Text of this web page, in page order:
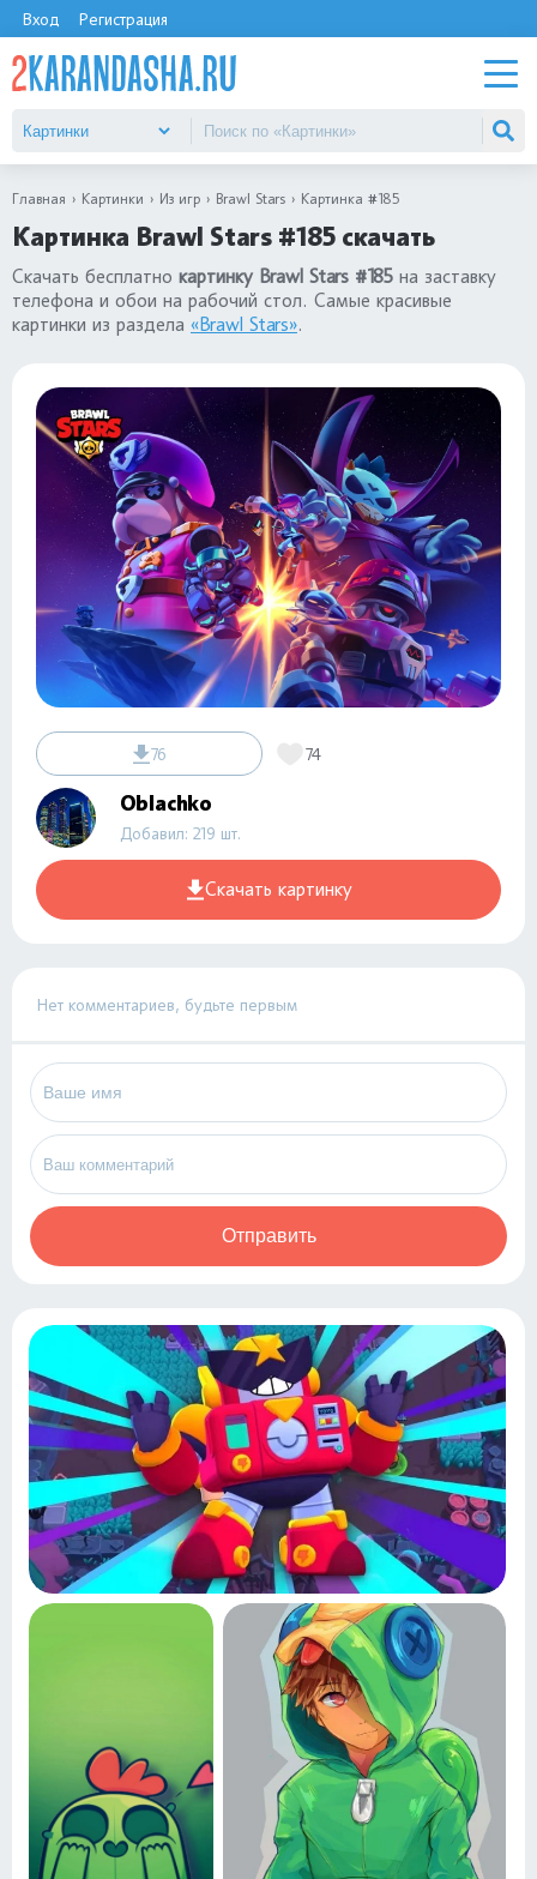
Вход Регистрация
Главная Картинки Из игр Brawl Stars Картинка #185
Картинка Brawl Stars #185 скачать
Скачать бесплатно картинку Brawl Stars #185 на заставку
телефона и обои на рабочий стол. Самые красивые
картинки из раздела «Brawl Stars».
76 74
Oblachko
Добавил: 219 шт.
Скачать картинку
Нет комментариев, будьте первым
Отправить